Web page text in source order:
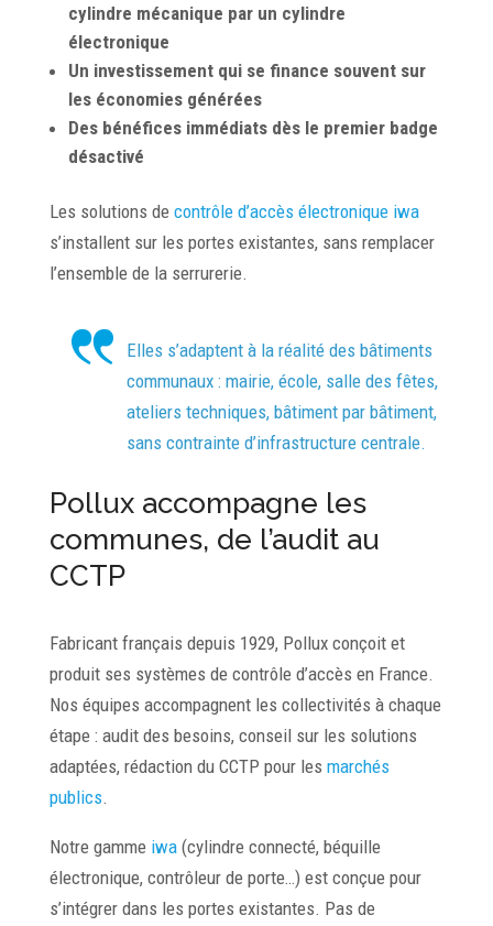
cylindre mécanique par un cylindre
électronique
Un investissement qui se finance souvent sur
les économies générées
Des bénéfices immédiats dès le premier badge
désactivé
Les solutions de contrôle d’accès électronique iwa
s’installent sur les portes existantes, sans remplacer
l’ensemble de la serrurerie.
Elles s’adaptent à la réalité des bâtiments
communaux : mairie, école, salle des fêtes,
ateliers techniques, bâtiment par bâtiment,
sans contrainte d’infrastructure centrale.
Pollux accompagne les
communes, de l’audit au
CCTP
Fabricant français depuis 1929, Pollux conçoit et
produit ses systèmes de contrôle d’accès en France.
Nos équipes accompagnent les collectivités à chaque
étape : audit des besoins, conseil sur les solutions
adaptées, rédaction du CCTP pour les marchés
publics
Notre gamme iwa(cylindre connecté, béquille
électronique, contrôleur de porte…) est conçue pour
s’intégrer dans les portes existantes. Pas de